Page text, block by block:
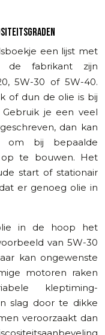
een lijst met
de fabrikant zijn
5W-30 of 5W-40.
of dun de olie is bij
je een veel
dan kan
om bij bepaalde
op te bouwen. Het
start of stationair
er genoeg olie in
in de hoop het
van 5W-30
kan ongewenste
motoren raken
kleptiming-
slag door te dikke
veroorzaakt dan